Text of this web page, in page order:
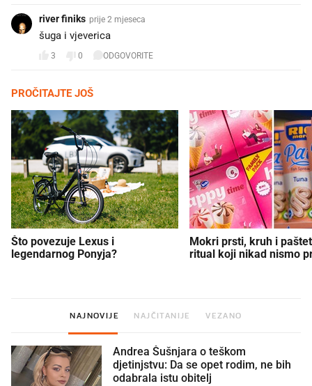
river finiks prije 2 mjeseca
šuga i vjeverica
3 0 ODGOVORITE
PROČITAJTE JOŠ
Što povezuje Lexus i
legendarnog Ponyja?
Mokri prsti, kruh i
ritual koji nikad nismo
NAJNOVIJE NAJČITANIJE VEZANO
Andrea Šušnjara o teškom
djetinjstvu: Da se opet rodim, ne bih
odabrala istu obitelj